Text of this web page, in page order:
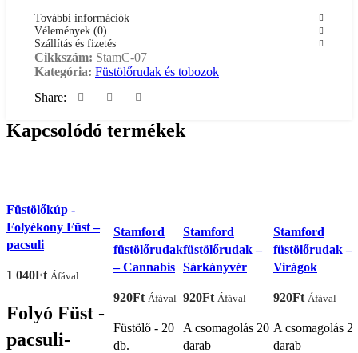
További információk
Vélemények (0)
Szállítás és fizetés
Cikkszám: StamC-07
Kategória: Füstölőrudak és tobozok
Share:
Kapcsolódó termékek
Füstölőkúp -
Folyékony Füst –
pacsuli
1 040Ft Áfával
Folyó Füst -
pacsuli-
Stamford
füstölőrudak
– Cannabis
920Ft Áfával
Füstölő - 20
db.
Stamford
füstölőrudak –
Sárkányvér
920Ft Áfával
A csomagolás 20
darab
Stamford
füstölőrudak –
Virágok
920Ft Áfával
A csomagolás
darab